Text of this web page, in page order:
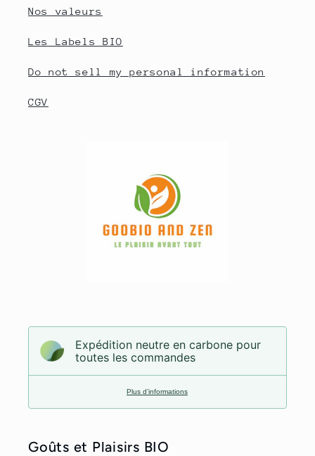
Nos valeurs
Les Labels BIO
Do not sell my personal information
CGV
Expédition neutre en carbone pour
toutes les commandes
Plus d’informations
Goûts et Plaisirs BIO